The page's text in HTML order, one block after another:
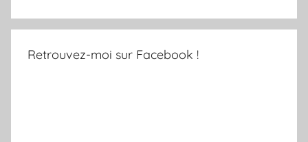
Retrouvez-moi sur Facebook !